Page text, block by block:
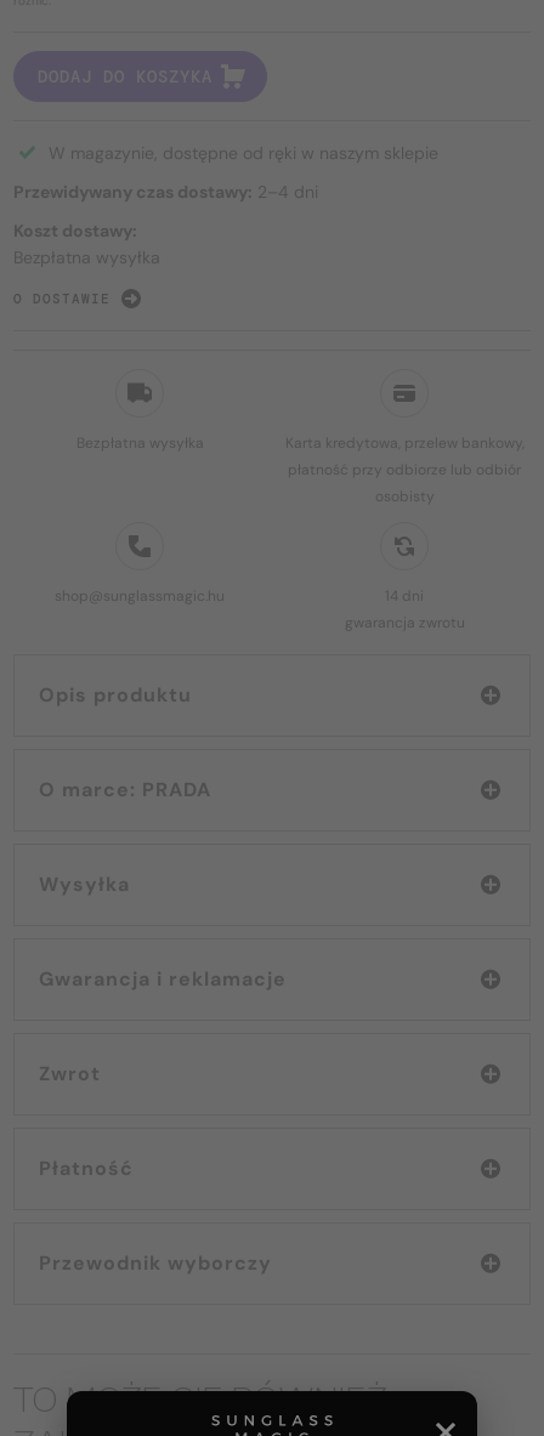
Bezpłatna wysyłka
Karta kredytowa, przelew bankowy,
płatność przy odbiorze lub odbiór
osobisty
shop@sunglassmagic.hu
14 dni
gwarancja zwrotu
Opis produktu
O marce: PRADA
Wysyłka
Gwarancja i reklamacje
Zwrot
Płatność
Przewodnik wyborczy
DODAJ DO KOSZYKA
W magazynie, dostępne od ręki w naszym sklepie
Przewidywany czas dostawy: 2–4 dni
Koszt dostawy:
Bezpłatna wysyłka
O DOSTAWIE
TO MOŻE CIĘ RÓWNIEŻ